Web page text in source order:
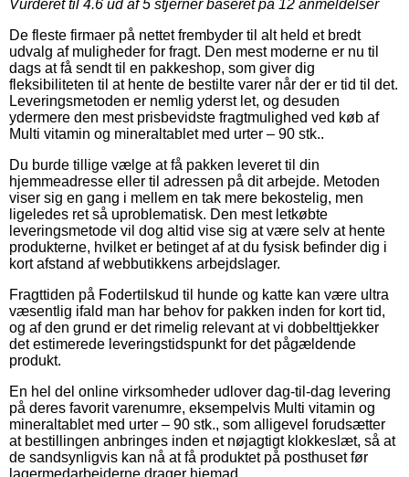
Vurderet til 4.6 ud af 5 stjerner baseret på 12 anmeldelser
De fleste firmaer på nettet frembyder til alt held et bredt
udvalg af muligheder for fragt. Den mest moderne er nu til
dags at få sendt til en pakkeshop, som giver dig
fleksibiliteten til at hente de bestilte varer når der er tid til det.
Leveringsmetoden er nemlig yderst let, og desuden
ydermere den mest prisbevidste fragtmulighed ved køb af
Multi vitamin og mineraltablet med urter – 90 stk..
Du burde tillige vælge at få pakken leveret til din
hjemmeadresse eller til adressen på dit arbejde. Metoden
viser sig en gang i mellem en tak mere bekostelig, men
ligeledes ret så uproblematisk. Den mest letkøbte
leveringsmetode vil dog altid vise sig at være selv at hente
produkterne, hvilket er betinget af at du fysisk befinder dig i
kort afstand af webbutikkens arbejdslager.
Fragttiden på Fodertilskud til hunde og katte kan være ultra
væsentlig ifald man har behov for pakken inden for kort tid,
og af den grund er det rimelig relevant at vi dobbelttjekker
det estimerede leveringstidspunkt for det pågældende
produkt.
En hel del online virksomheder udlover dag-til-dag levering
på deres favorit varenumre, eksempelvis Multi vitamin og
mineraltablet med urter – 90 stk., som alligevel forudsætter
at bestillingen anbringes inden et nøjagtigt klokkeslæt, så at
de sandsynligvis kan nå at få produktet på posthuset før
lagermedarbejderne drager hjemad.